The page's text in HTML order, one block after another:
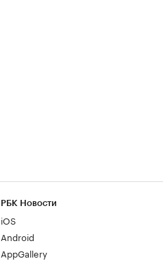
РБК Новости
iOS
Android
AppGallery